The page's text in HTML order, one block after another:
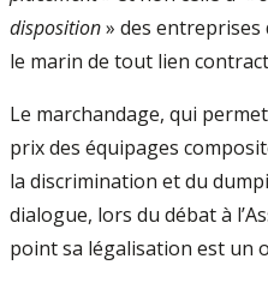
disposition» des
le marin de tout lien
Le marchandage, qui
prix des équipages
la discrimination et du
dialogue, lors du débat à
point sa légalisation est un